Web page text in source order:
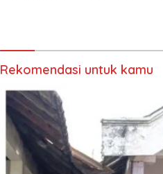
Rekomendasi untuk kamu